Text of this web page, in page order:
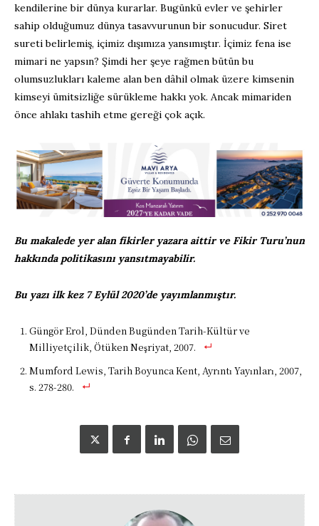
kendilerine bir dünya kurarlar. Bugünkü evler ve şehirler
sahip olduğumuz dünya tasavvurunun bir sonucudur. Siret
sureti belirlemiş, içimiz dışımıza yansımıştır. İçimiz fena ise
mimari ne yapsın? Şimdi her şeye rağmen bütün bu
olumsuzlukları kaleme alan ben dâhil olmak üzere kimsenin
kimseyi ümitsizliğe sürükleme hakkı yok. Ancak mimariden
önce ahlakı tashih etme gereği çok açık.
Bu makalede yer alan fikirler yazara aittir ve Fikir Turu’nun
hakkında politikasını yansıtmayabilir.
Bu yazı ilk kez 7 Eylül 2020’de yayımlanmıştır.
Güngör Erol, Dünden Bugünden Tarih-Kültür ve
Milliyetçilik, Ötüken Neşriyat, 2007.
Mumford Lewis, Tarih Boyunca Kent, Ayrıntı Yayınları, 2007,
s. 278-280.